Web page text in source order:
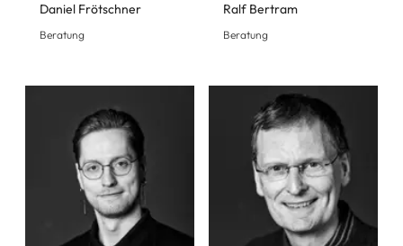
Daniel Frötschner
Beratung
Ralf Bertram
Beratung